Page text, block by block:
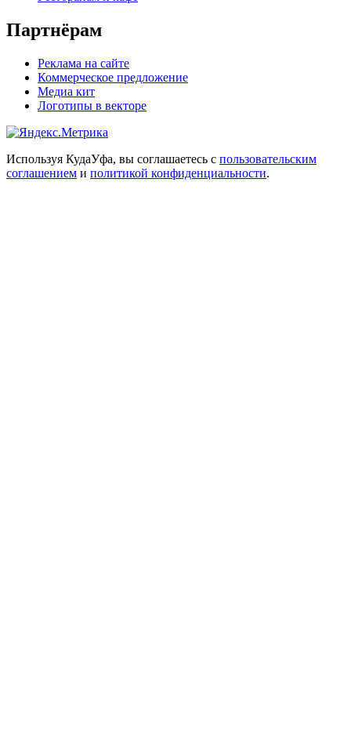
Партнёрам
Реклама на сайте
Коммерческое предложение
Медиа кит
Логотипы в векторе
Используя КудаУфа, вы соглашаетесь с пользовательским
соглашением и политикой конфиденциальности.